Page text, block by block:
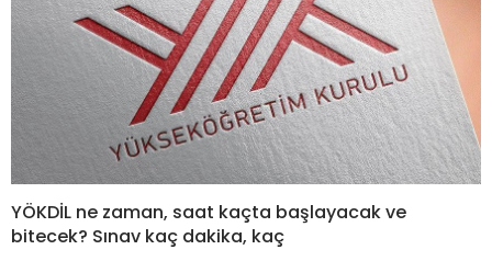
YÖKDİL ne zaman, saat kaçta başlayacak ve
bitecek? Sınav kaç dakika, kaç